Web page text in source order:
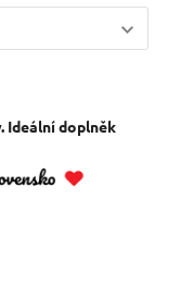
Ideální doplněk